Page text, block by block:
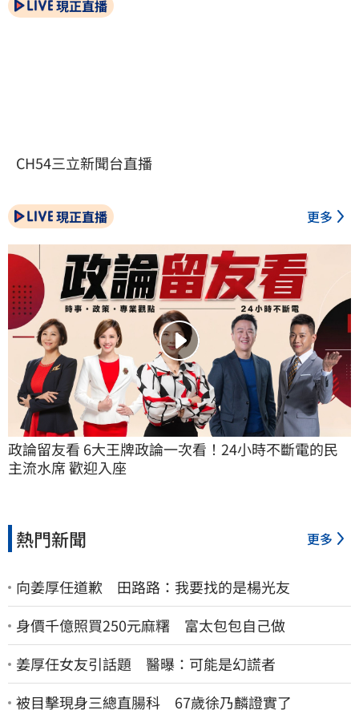
現正直播
CH54三立新聞台直播
現正直播 更多
政論留友看 6大王牌政論一次看！24小時不斷電的民
主流水席 歡迎入座
熱門新聞 更多
向姜厚任道歉 田路路：我要找的是楊光友
身價千億照買250元麻糬 富太包包自己做
姜厚任女友引話題 醫曝：可能是幻謊者
被目擊現身三總直腸科 67歲徐乃麟證實了